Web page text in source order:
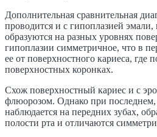
Дополнительная сравнительная
проводится и с гипоплазией
образуются на разных уровнях
гипоплазии симметричное, что в
ее от поверхностного кариеса, где
поверхностных коронках.
Схож поверхностный кариес и с
флюорозом. Однако при последнем,
наблюдается на передних зубах,
полости рта и отличаются